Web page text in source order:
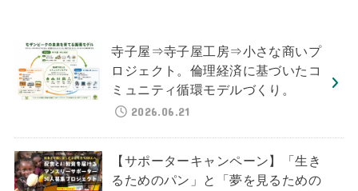
寺子屋⇒寺子屋工房⇒小さな商いプ
ロジェクト。倫理経済に基づいたコ
ミュニティ循環モデルづくり。
2026.06.21
【サポーターキャンペーン】「生き
るためのパン」と「夢を見るための